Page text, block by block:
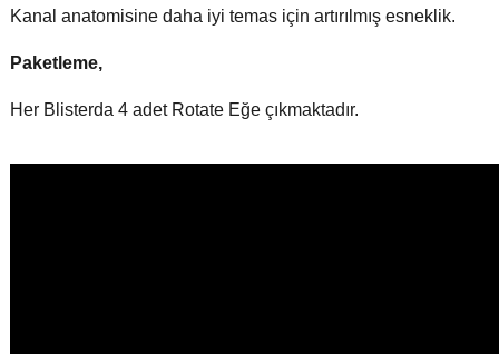
Kanal anatomisine daha iyi temas için artırılmış esneklik.
Paketleme,
Her Blisterda 4 adet Rotate Eğe çıkmaktadır.